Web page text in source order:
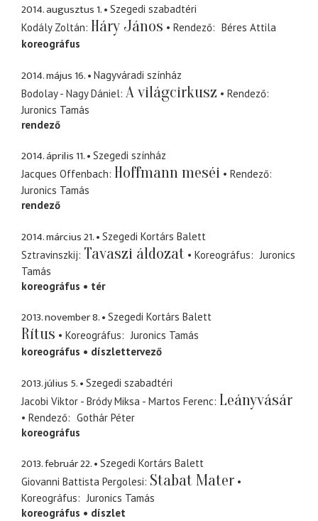
2014. augusztus 1.
Szegedi szabadtéri
Kodály Zoltán Háry János Rendező
Béres Attila
koreográfus
2014. május 16.
Nagyváradi színház
Bodolay - Nagy Dániel A világcirkusz
Rendező
Juronics Tamás
rendező
2014. április 11.
Szegedi színház
Jacques Offenbach Hoffmann meséi
Rendező
Juronics Tamás
rendező
2014. március 21.
Szegedi Kortárs Balett
Sztravinszkij Tavaszi áldozat Koreográfus
Juronics
Tamás
koreográfus
tér
2013. november 8. Szegedi Kortárs Balett
Rítus Koreográfus
Juronics Tamás
koreográfus
díszlettervező
2013. július 5.
Szegedi szabadtéri
Jacobi Viktor - Bródy Miksa - Martos Ferenc Leányvásár
Rendező
Gothár Péter
koreográfus
2013. február 22.
Szegedi Kortárs Balett
Giovanni Battista Pergolesi Stabat Mater
Koreográfus
Juronics Tamás
koreográfus
díszlet